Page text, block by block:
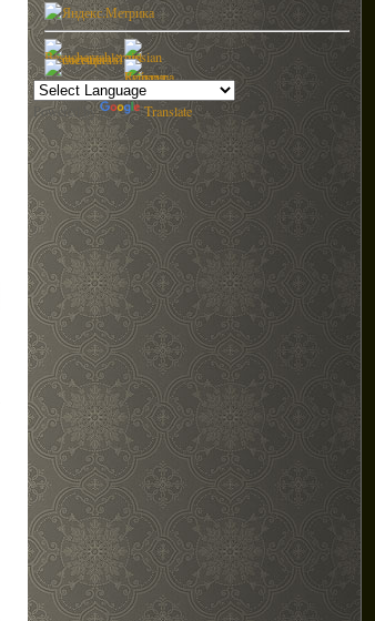
Powered by Translate